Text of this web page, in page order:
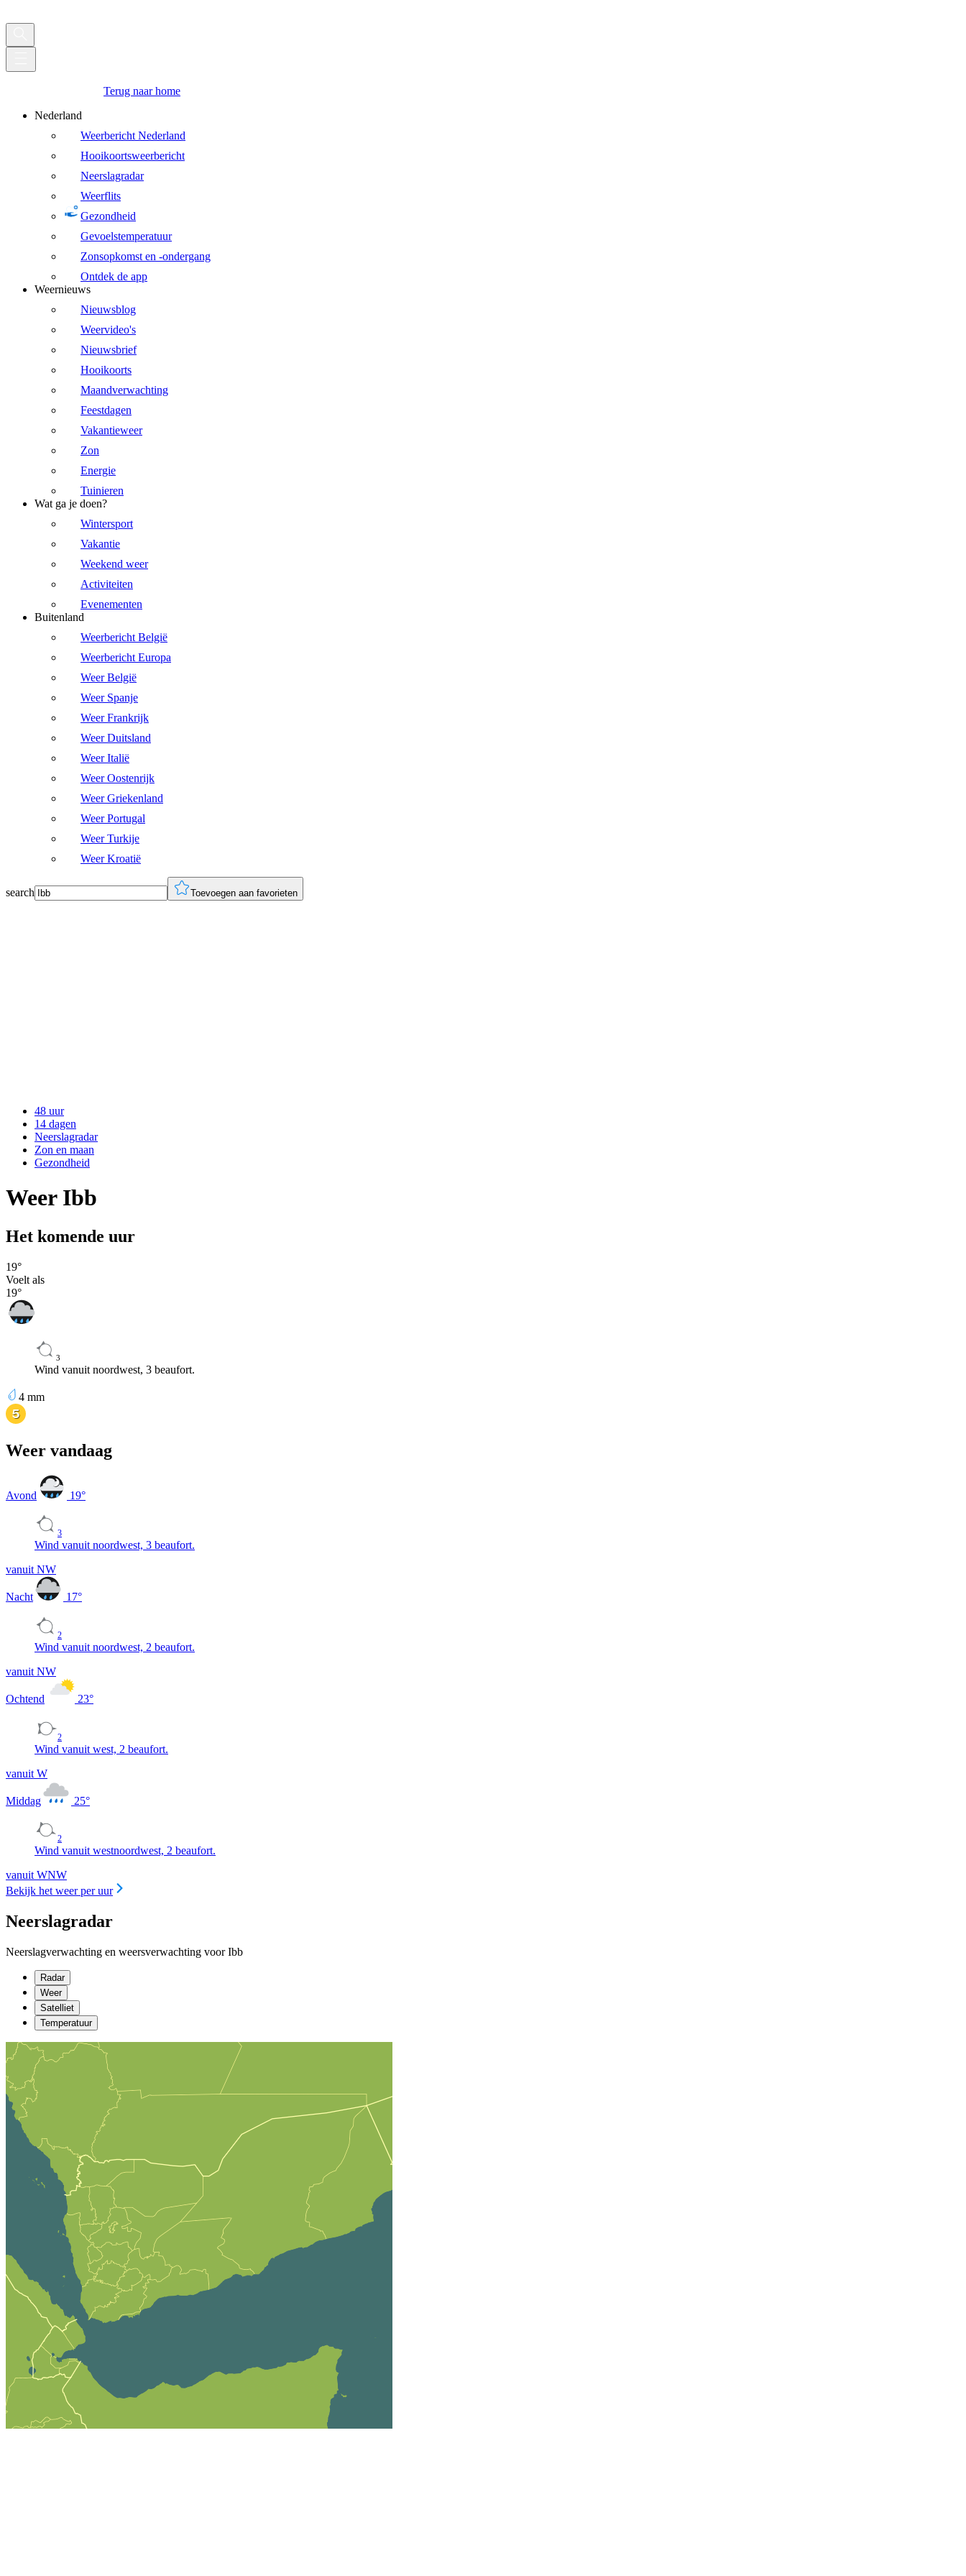
Terug naar home
Nederland
Weerbericht Nederland
Hooikoortsweerbericht
Neerslagradar
Weerflits
Gezondheid
Gevoelstemperatuur
Zonsopkomst en -ondergang
Ontdek de app
Weernieuws
Nieuwsblog
Weervideo's
Nieuwsbrief
Hooikoorts
Maandverwachting
Feestdagen
Vakantieweer
Zon
Energie
Tuinieren
Wat ga je doen?
Wintersport
Vakantie
Weekend weer
Activiteiten
Evenementen
Buitenland
Weerbericht België
Weerbericht Europa
Weer België
Weer Spanje
Weer Frankrijk
Weer Duitsland
Weer Italië
Weer Oostenrijk
Weer Griekenland
Weer Portugal
Weer Turkije
Weer Kroatië
search Toevoegen aan favorieten
48 uur
14 dagen
Neerslagradar
Zon en maan
Gezondheid
Weer Ibb
Het komende uur
19°
Voelt als
19°
3
Wind vanuit noordwest, 3 beaufort.
4 mm
Weer vandaag
Avond 19°
3
Wind vanuit noordwest, 3 beaufort.
vanuit NW
Nacht 17°
2
Wind vanuit noordwest, 2 beaufort.
vanuit NW
Ochtend 23°
2
Wind vanuit west, 2 beaufort.
vanuit W
Middag 25°
2
Wind vanuit westnoordwest, 2 beaufort.
vanuit WNW
Bekijk het weer per uur
Neerslagradar
Neerslagverwachting en weersverwachting voor Ibb
Radar
Weer
Satelliet
Temperatuur